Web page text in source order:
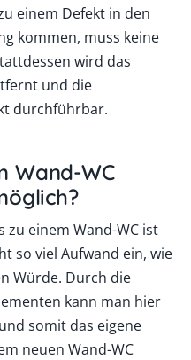
einem Defekt in den
kommen, muss keine
wird das
und die
durchführbar.
Wand-WC
zu einem Wand-WC ist
so viel Aufwand ein, wie
Würde. Durch die
kann man hier
somit das eigene
neuen Wand-WC